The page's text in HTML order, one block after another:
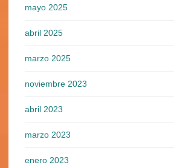
mayo 2025
abril 2025
marzo 2025
noviembre 2023
abril 2023
marzo 2023
enero 2023